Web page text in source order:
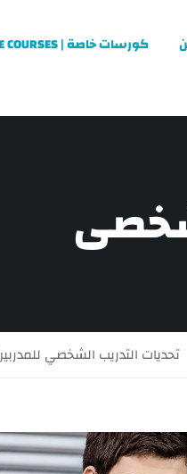
كورسات خاصة | PRIVATE COURSES
تحديات التدريب الشخصي للمدربين